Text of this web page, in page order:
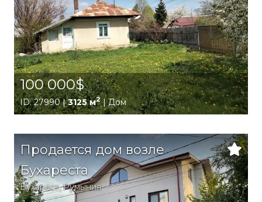
100 000$
ID: 27990 |3125 м2| Дом
Продается дом возле
Бухареста
Бухарест,Румыния